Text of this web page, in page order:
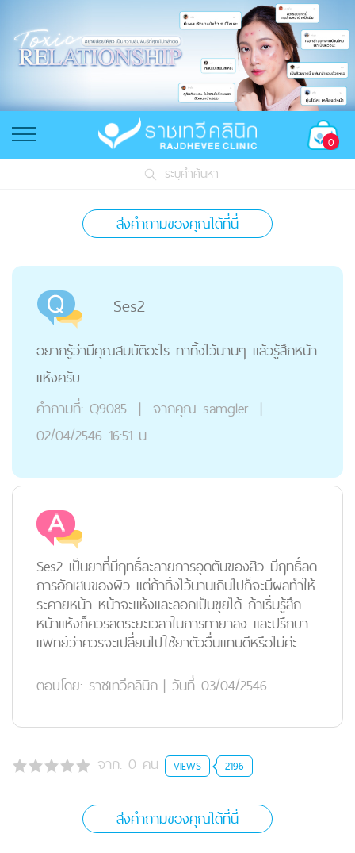
0
ระบุคำค้นหา
ส่งคำถามของคุณได้ที่นี่
Ses2
อยากรู้ว่ามีคุณสมบัติอะไร ทาทิ้งไว้นานๆ แล้วรู้สึกหน้า
แห้งครับ
คำถามที่: Q9085 | จากคุณ samgler |
02/04/2546 16:51 น.
Ses2 เป็นยาที่มีฤทธิ์ละลายการอุดตันของสิว มีฤทธิ์ลด
การอักเสบของผิว แต่ถ้าทิ้งไว้นานเกินไปก็จะมีผลทำให้
ระคายหน้า หน้าจะแห้งและลอกเป็นขุยได้ ถ้าเริ่มรู้สึก
หน้าแห้งก็ควรลดระยะเวลาในการทายาลง และปรึกษา
แพทย์ว่าควรจะเปลี่ยนไปใช้ยาตัวอื่นแทนดีหรือไม่ค่ะ
ตอบโดย: ราชเทวีคลินิก | วันที่ 03/04/2546
จาก: 0 คน VIEWS 2196
ส่งคำถามของคุณได้ที่นี่